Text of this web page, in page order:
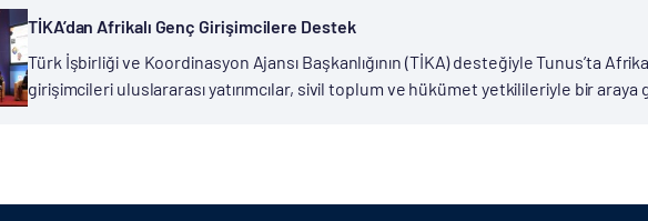
TİKA’dan Afrikalı Genç Girişimcilere Destek
Türk İşbirliği ve Koordinasyon Ajansı Başkanlığının (TİKA) desteğiyle Tunus’ta
girişimcileri uluslararası yatırımcılar, sivil toplum ve hükümet yetkilileriyle bir